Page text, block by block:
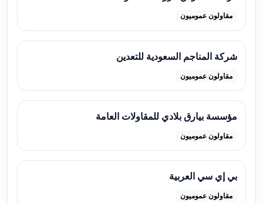
مقاولون عموميون
شركة المناجم السعودية للتعدين
مقاولون عموميون
مؤسسة بيارق بلادي للمقاولات العامة
مقاولون عموميون
بي إي سي العربية
مقاولون عموميون